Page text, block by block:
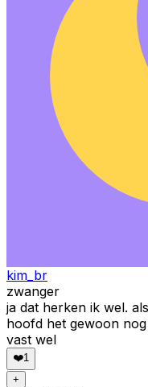
kim_br
zwanger
ja dat herken ik wel.
hoofd het gewoon
vast wel
❤️1
+